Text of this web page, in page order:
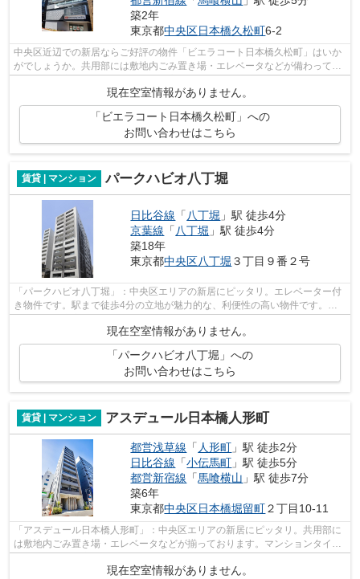
築2年
東京都中央区日本橋久松町6-2
中央区近辺での新居ならご好評の物件「ビエラコート日本橋久松町」はいか
がでしょうか。共用部には敷地内ごみ置き場・エレベータなどが備わってお
りとても充実しています。利便性の高...
現在空室情報がありません。
「ビエラコート日本橋久松町」への
お問い合わせはこちら
賃貸 | マンション パークハビオ八丁堀
日比谷線 「八丁堀 」駅 徒歩4分
京葉線 「八丁堀 」駅 徒歩4分
築18年
東京都中央区八丁堀 ３丁目９番２号
「パークハビオ八丁堀」：中央区エリアの新居にピッタリ。エレベーター付
き物件です。駅まで徒歩4分の立地が魅力的な、利便性の高い物件です。設
備や外観が充実しているマンションです...
現在空室情報がありません。
「パークハビオ八丁堀」への
お問い合わせはこちら
賃貸 | マンション アスデュール日本橋人形町
都営浅草線 「 人形町 」駅 徒歩2分
日比谷線 「小伝馬町 」駅 徒歩5分
都営新宿線 「馬喰横山 」駅 徒歩7分
築6年
東京都中央区日本橋堀留町２丁目10-11
「アスデュール日本橋人形町」：中央区エリアの新居にピッタリ。共用部に
は敷地内ごみ置き場・エレベータなどが揃っております。マンションタイプ
現在空室情報がありません。